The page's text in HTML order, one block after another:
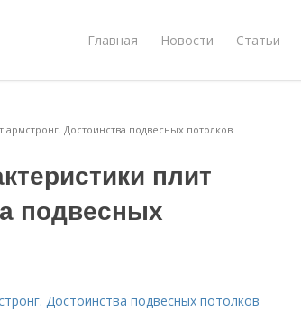
Главная Новости Статьи
Достоинства подвесных потолков
плит
подвесных
Достоинства подвесных потолков